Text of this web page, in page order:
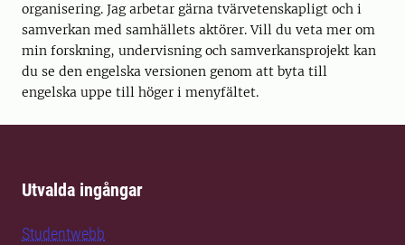
organisering. Jag arbetar gärna tvärvetenskapligt och i
samverkan med samhällets aktörer. Vill du veta mer om
min forskning, undervisning och samverkansprojekt kan
du se den engelska versionen genom att byta till
engelska uppe till höger i menyfältet.
Utvalda ingångar
Studentwebb